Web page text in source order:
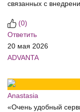
связанных с
(0)
Ответить
20 мая 2026
ADVANTA
Anastasia
«Очень удобный